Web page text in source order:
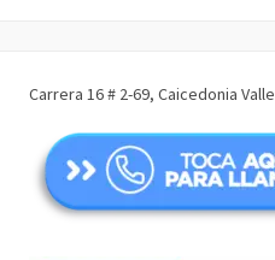
Carrera 16 # 2-69, Caicedonia Valle